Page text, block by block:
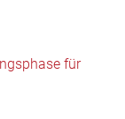
für